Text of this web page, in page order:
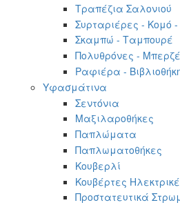
Τραπέζια Σαλονιού
Συρταριέρες - Κομό
Σκαμπώ - Ταμπουρέ
Πολυθρόνες -
Ραφιέρα -
Υφασμάτινα
Σεντόνια
Μαξιλαροθήκες
Παπλώματα
Παπλωματοθήκες
Κουβερλί
Κουβέρτες
Προστατευτικά